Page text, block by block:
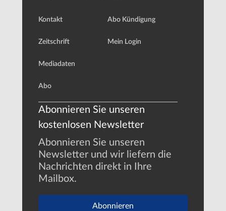
Kontakt
Zeitschrift
Mediadaten
Abo
Abo Kündigung
Mein Login
Abonnieren Sie unseren
kostenlosen Newsletter
Abonnieren Sie unseren
Newsletter und wir liefern die
Nachrichten direkt in Ihre
Mailbox.
Abonnieren